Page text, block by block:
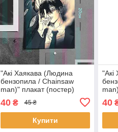
"Акі Хаякава (Людина
бензопила / Chainsaw
man)" плакат (постер)
40₴ 45 ₴
Купити
40